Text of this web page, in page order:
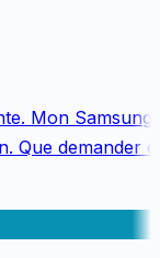
Mon Samsung
demander